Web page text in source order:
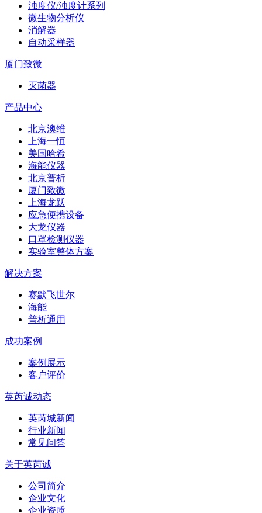
浊度仪/浊度计系列
微生物分析仪
消解器
自动采样器
厦门致微
灭菌器
产品中心
北京澳维
上海一恒
美国哈希
海能仪器
北京普析
厦门致微
上海龙跃
应急便携设备
大龙仪器
口罩检测仪器
实验室整体方案
解决方案
赛默飞世尔
海能
普析通用
成功案例
案例展示
客户评价
英芮诚动态
英芮城新闻
行业新闻
常见问答
关于英芮诚
公司简介
企业文化
企业资质